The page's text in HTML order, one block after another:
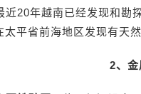
近20年越南已经发现和勘
平省前海地区发现有天然
2、金